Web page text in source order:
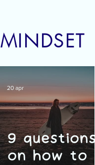
MINDSET
9 questions
on how to
20 apr